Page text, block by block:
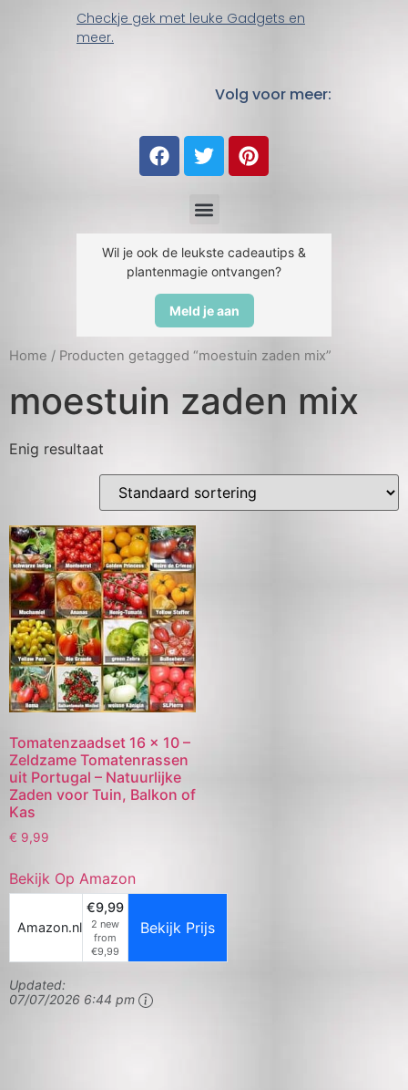
Checkje gek met leuke Gadgets en
meer.
Volg voor meer:
Wil je ook de leukste cadeautips &
plantenmagie ontvangen?
Meld je aan
Home / Producten getagged “moestuin zaden mix”
moestuin zaden mix
Enig resultaat
Tomatenzaadset 16 x 10 –
Zeldzame Tomatenrassen
uit Portugal – Natuurlijke
Zaden voor Tuin, Balkon of
Kas
€ 9,99
Bekijk Op Amazon
Amazon.nl
€9,99
2 new
from
€9,99
Bekijk Prijs
Updated:
07/07/2026 6:44 pm